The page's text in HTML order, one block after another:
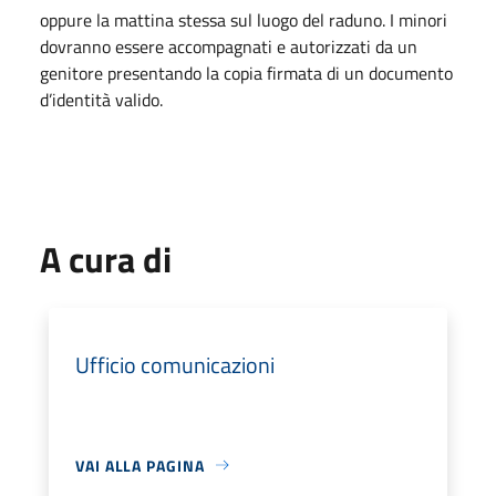
oppure la mattina stessa sul luogo del raduno. I minori
dovranno essere accompagnati e autorizzati da un
genitore presentando la copia firmata di un documento
d’identità valido.
A cura di
Ufficio comunicazioni
VAI ALLA PAGINA